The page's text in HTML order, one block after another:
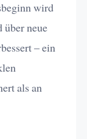
wird
über neue
– ein
als an